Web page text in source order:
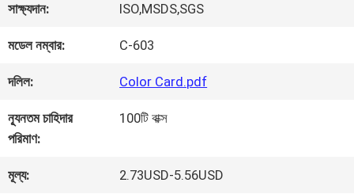
আমাদের
সম্পর্কে
কারখানা
সাক্ষ্যদান: ISO,MSDS,SGS
মডেল নম্বার: C-603
দলিল: Color Card.pdf
ন্যূনতম চাহিদার
পরিমাণ:
100টি বাক্স
মূল্য: 2.73USD-5.56USD